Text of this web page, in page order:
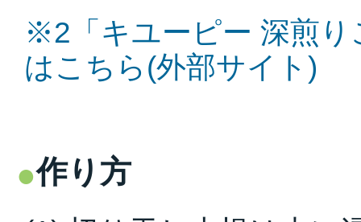
※2「キユーピー 深煎
はこちら(外部サイト)
作り方